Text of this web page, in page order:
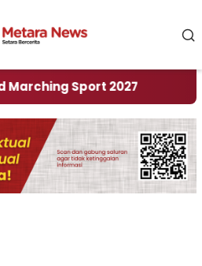
Sport 2027